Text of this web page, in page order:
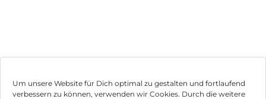
Um unsere Website für Dich optimal zu gestalten und fortlaufend
verbessern zu können, verwenden wir Cookies. Durch die weitere